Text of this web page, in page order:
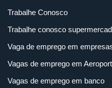
Trabalhe Conosco
Trabalhe conosco
Vaga de emprego em
Vagas de emprego em
Vagas de emprego em banco